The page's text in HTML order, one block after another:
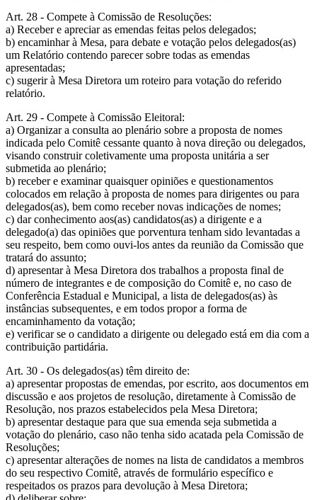
Art. 28 - Compete à Comissão de Resoluções:
a) Receber e apreciar as emendas feitas pelos delegados;
b) encaminhar à Mesa, para debate e votação pelos delegados(as)
um Relatório contendo parecer sobre todas as emendas
apresentadas;
c) sugerir à Mesa Diretora um roteiro para votação do referido
relatório.
Art. 29 - Compete à Comissão Eleitoral:
a) Organizar a consulta ao plenário sobre a proposta de nomes
indicada pelo Comitê cessante quanto à nova direção ou delegados,
visando construir coletivamente uma proposta unitária a ser
submetida ao plenário;
b) receber e examinar quaisquer opiniões e questionamentos
colocados em relação à proposta de nomes para dirigentes ou para
delegados(as), bem como receber novas indicações de nomes;
c) dar conhecimento aos(as) candidatos(as) a dirigente e a
delegado(a) das opiniões que porventura tenham sido levantadas a
seu respeito, bem como ouvi-los antes da reunião da Comissão que
tratará do assunto;
d) apresentar à Mesa Diretora dos trabalhos a proposta final de
número de integrantes e de composição do Comitê e, no caso de
Conferência Estadual e Municipal, a lista de delegados(as) às
instâncias subsequentes, e em todos propor a forma de
encaminhamento da votação;
e) verificar se o candidato a dirigente ou delegado está em dia com a
contribuição partidária.
Art. 30 - Os delegados(as) têm direito de:
a) apresentar propostas de emendas, por escrito, aos documentos em
discussão e aos projetos de resolução, diretamente à Comissão de
Resolução, nos prazos estabelecidos pela Mesa Diretora;
b) apresentar destaque para que sua emenda seja submetida a
votação do plenário, caso não tenha sido acatada pela Comissão de
Resoluções;
c) apresentar alterações de nomes na lista de candidatos a membros
do seu respectivo Comitê, através de formulário específico e
respeitados os prazos para devolução à Mesa Diretora;